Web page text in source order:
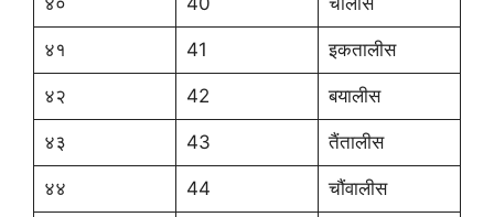
४१ 41 इकतालीस
४२ 42 बयालीस
४३ 43 तैंतालीस
४४ 44 चौंवालीस